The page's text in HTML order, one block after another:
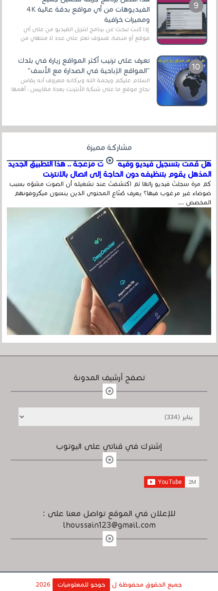
الفيديوهات من أي مواقع بدقة عالية 4K
ومميزات خرافية
إذا كنت تبحث عن برنامج لتنزيل الفيديو من على أي
موقع أو منصة، فسوف تعثر على عدد لا منتهي من
تعرف على ترتيب أكثر المواقع زيارة في بلدك
"المواقع الإباحية في الصدارة مع الأسف"
السلام عليكم ورحمة الله وبركاته معروف أنه يقاس
نجاح موقع ما على شبكة الأنترنت بعدة مقاييس ، أهمها
مشاركة مميزة
هل قمت بتسجيل فيديو وفيه أصوت مزعجة .. هذا التطبيق الجديد
المذهل يقوم بتنظيفه دون الحاجة إلى اتصال بالإنترنت
كم مرة سجلتَ فيديو رائعًا ثم اكتشفتَ عند تشغيله أن الصوت مشوّه بسبب
ضوضاء غير مرغوب فيها؟ يعرف صُنّاع المحتوى الذين ينسون ميكروفونهم
المخصص ...
تصفح أرشيف المدونة
إشترك في قناتي على اليوتوب
للإعلان في الموقع تواصل معنا على :
lhoussain123@gmail.com
جميع الحقوق محفوظة ل حوحو للمعلوميات